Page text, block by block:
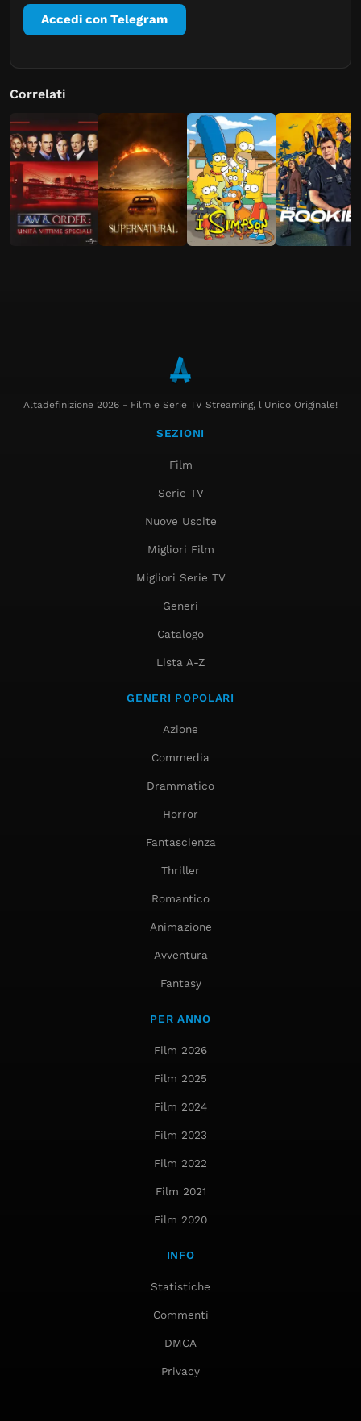
Accedi con Telegram
Correlati
Altadefinizione 2026 - Film e Serie TV Streaming, l'Unico Originale!
SEZIONI
Film
Serie TV
Nuove Uscite
Migliori Film
Migliori Serie TV
Generi
Catalogo
Lista A-Z
GENERI POPOLARI
Azione
Commedia
Drammatico
Horror
Fantascienza
Thriller
Romantico
Animazione
Avventura
Fantasy
PER ANNO
Film 2026
Film 2025
Film 2024
Film 2023
Film 2022
Film 2021
Film 2020
INFO
Statistiche
Commenti
DMCA
Privacy